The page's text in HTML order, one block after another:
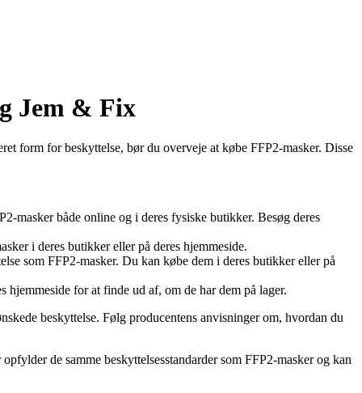
Jem & Fix
form for beskyttelse, bør du overveje at købe FFP2-masker. Disse
masker både online og i deres fysiske butikker. Besøg deres
i deres butikker eller på deres hjemmeside.
som FFP2-masker. Du kan købe dem i deres butikker eller på
for at finde ud af, om de har dem på lager.
beskyttelse. Følg producentens anvisninger om, hvordan du
de samme beskyttelsesstandarder som FFP2-masker og kan